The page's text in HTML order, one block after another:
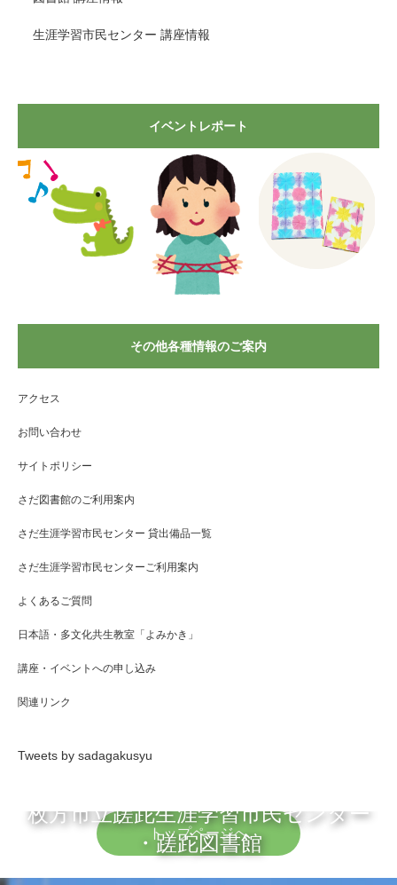
生涯学習市民センター 講座情報
イベントレポート
その他各種情報のご案内
アクセス
お問い合わせ
サイトポリシー
さだ図書館のご利用案内
さだ生涯学習市民センター 貸出備品一覧
さだ生涯学習市民センターご利用案内
よくあるご質問
日本語・多文化共生教室「よみかき」
講座・イベントへの申し込み
関連リンク
Tweets by sadagakusyu
トップページへ
枚方市立蹉跎生涯学習市民センター
・蹉跎図書館